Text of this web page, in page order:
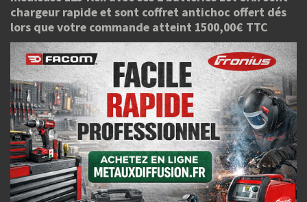
chargeur rapide et sont coffret antichoc offert dés
lors que votre commande atteint 1500,00€ TTC